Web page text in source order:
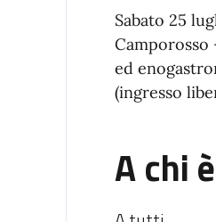
Sabato 25
Camporosso
ed
(ingresso
A chi